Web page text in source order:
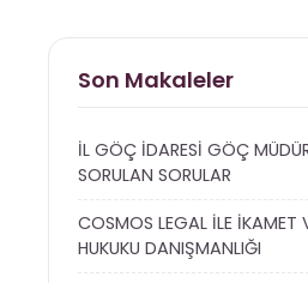
Son Makaleler
İL GÖÇ İDARESİ GÖÇ
SORULAN SORULAR
COSMOS LEGAL İLE İKAMET
HUKUKU DANIŞMANLIĞI